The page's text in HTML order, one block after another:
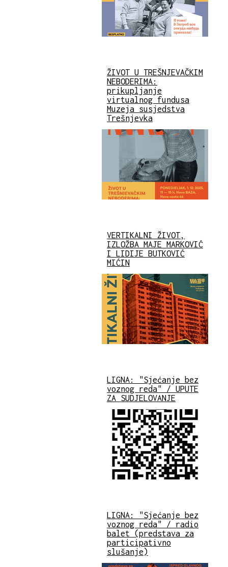
ŽIVOT U TREŠNJEVAČKIM
NEBODERIMA:
prikupljanje
virtualnog fundusa
Muzeja susjedstva
Trešnjevka
VERTIKALNI ŽIVOT,
IZLOŽBA MAJE MARKOVIĆ
I LIDIJE BUTKOVIĆ
MIĆIN
LIGNA: "Sjećanje bez
voznog reda" / UPUTE
ZA SUDJELOVANJE
LIGNA: "Sjećanje bez
voznog reda" / radio
balet (predstava za
participativno
slušanje)